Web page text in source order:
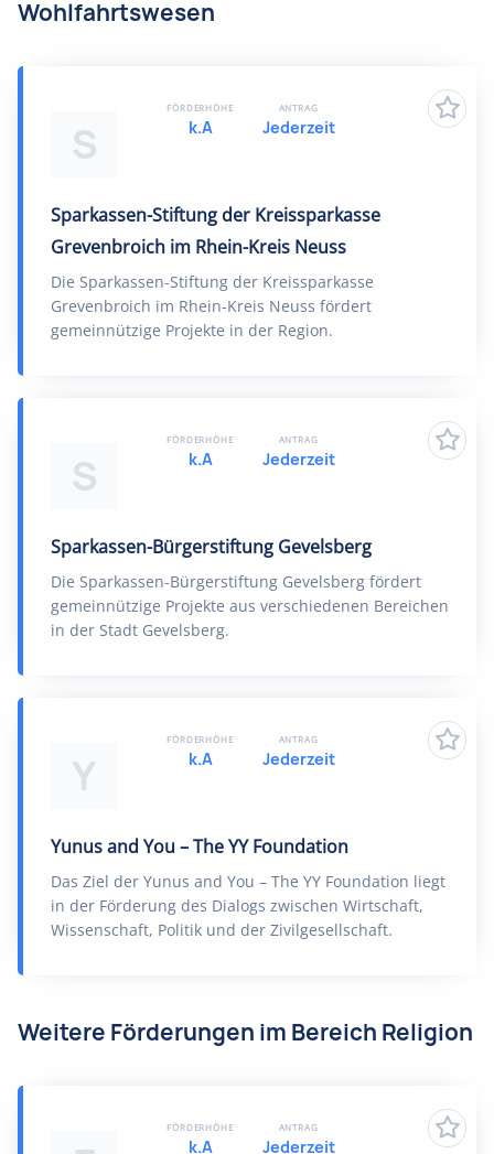
Wohlfahrtswesen
S
Sparkassen-Stiftung der Kreissparkasse
Grevenbroich im Rhein-Kreis Neuss
Die Sparkassen-Stiftung der Kreissparkasse
Grevenbroich im Rhein-Kreis Neuss fördert
gemeinnützige Projekte in der Region.
FÖRDERHÖHE
k.A
ANTRAG
Jederzeit
S
Sparkassen-Bürgerstiftung Gevelsberg
Die Sparkassen-Bürgerstiftung Gevelsberg fördert
gemeinnützige Projekte aus verschiedenen Bereichen
in der Stadt Gevelsberg.
FÖRDERHÖHE
k.A
ANTRAG
Jederzeit
Y
Yunus and You – The YY Foundation
Das Ziel der Yunus and You – The YY Foundation liegt
in der Förderung des Dialogs zwischen Wirtschaft,
Wissenschaft, Politik und der Zivilgesellschaft.
FÖRDERHÖHE
k.A
ANTRAG
Jederzeit
Weitere Förderungen im Bereich Religion
FÖRDERHÖHE
k.A
ANTRAG
Jederzeit